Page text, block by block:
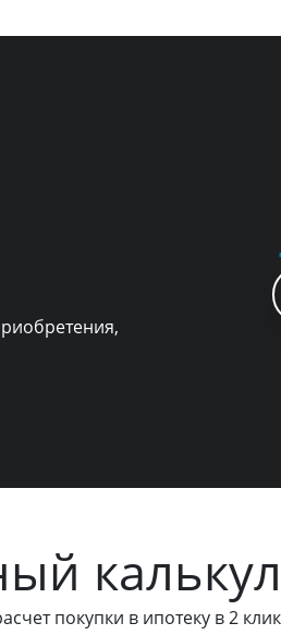
покупки в ипотеку в 2